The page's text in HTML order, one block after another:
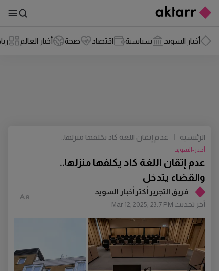
أخبار السويد سياسية اقتصاد صحة أخبار العالم
فريق التجرير أكتر أخبار السويد
أخر تحديث Mar 12, 2025, 23:7 PM
عدم إتقان اللغة كاد يكلفها منزلها..
والقضاء يتدخل
أخبار-السويد
الرئيسية |
عدم إتقان اللغة كاد يكلفها منزلها..